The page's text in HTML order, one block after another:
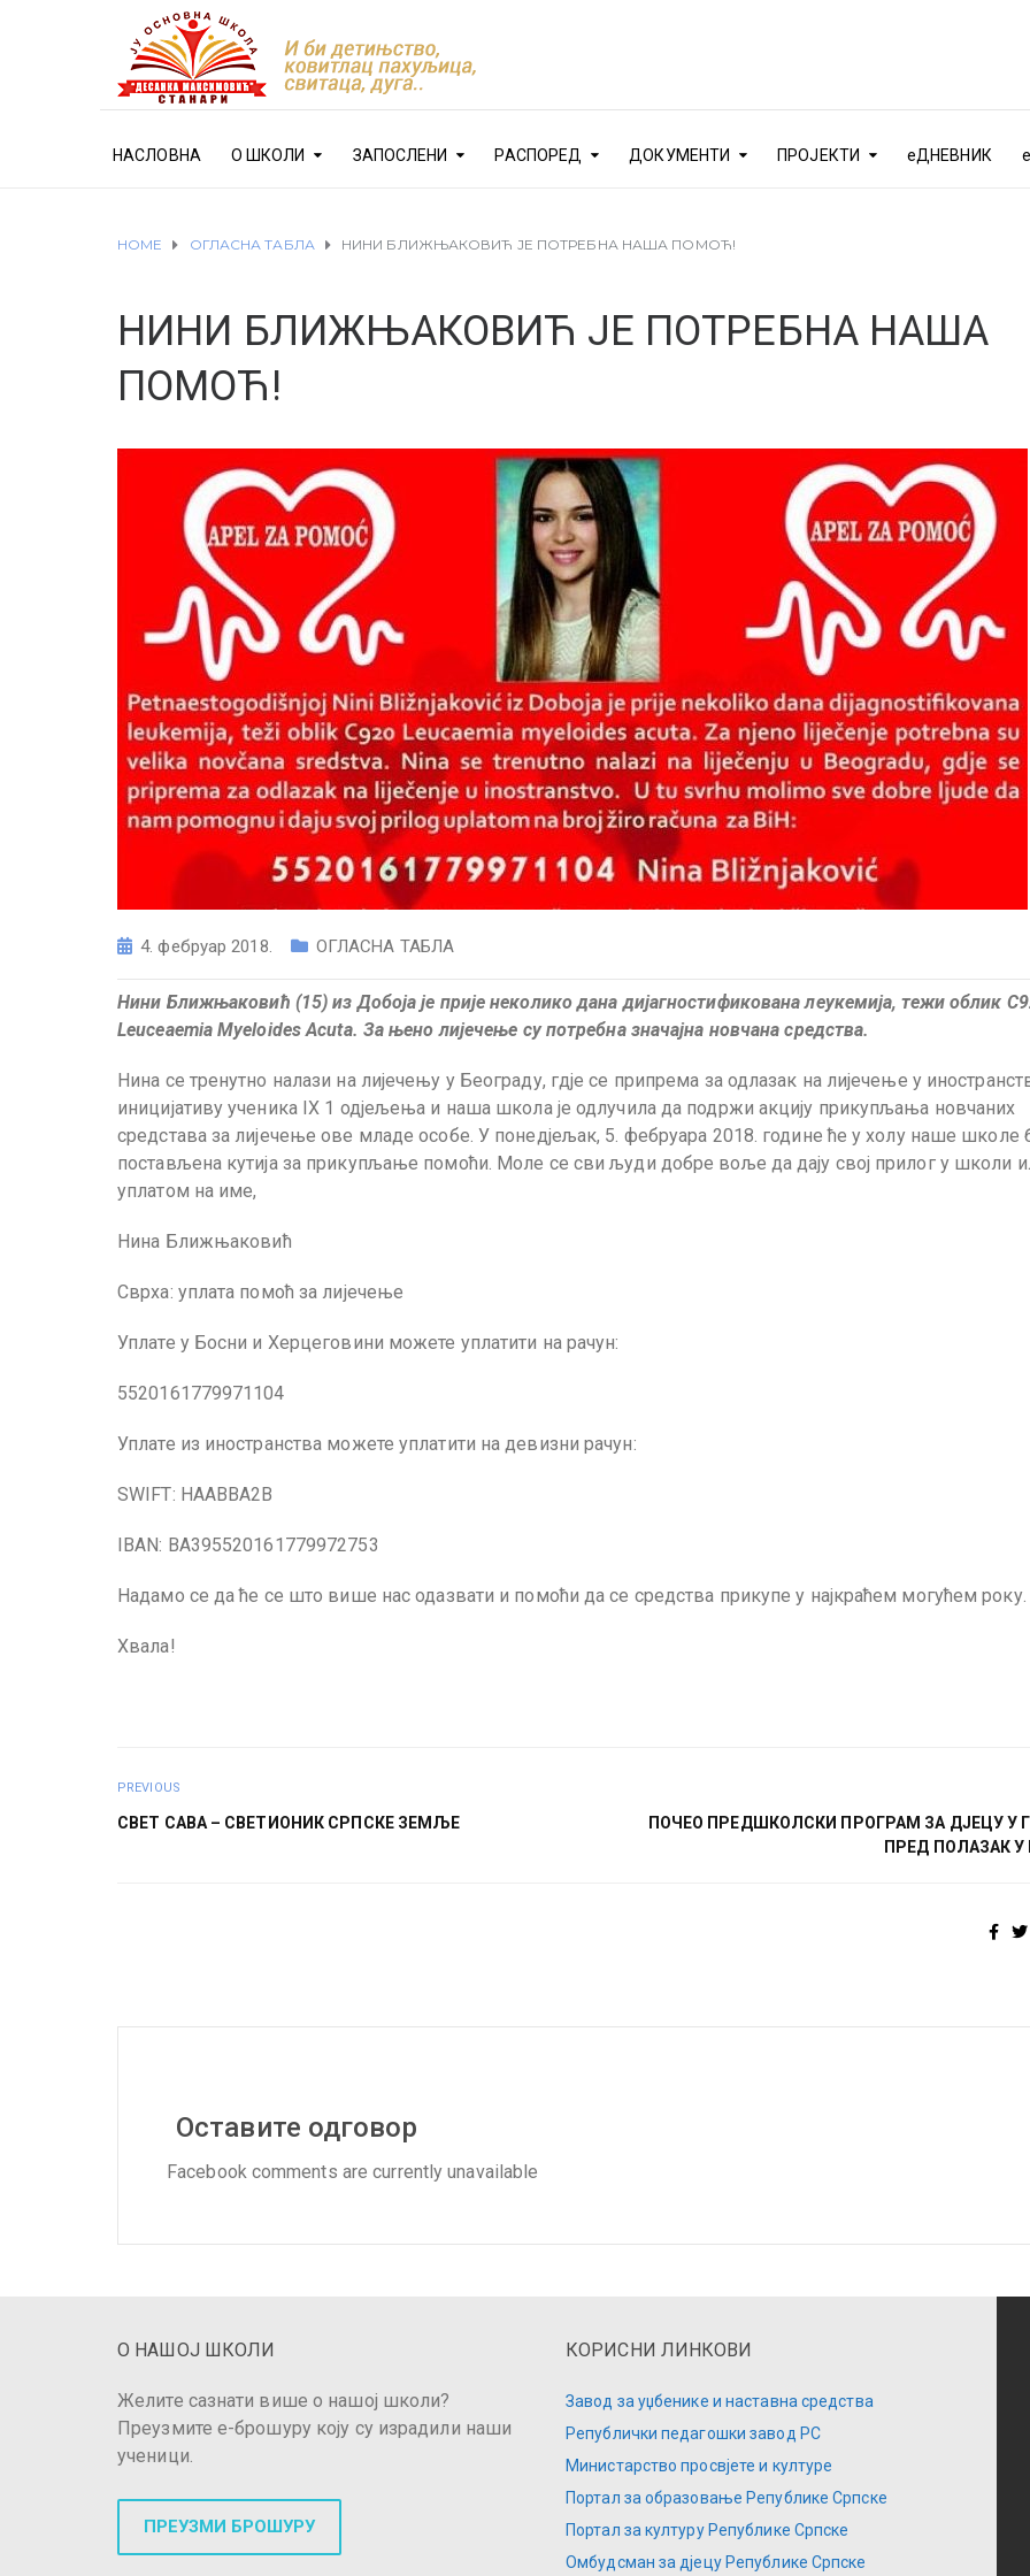
НАСЛОВНА О ШКОЛИ ЗАПОСЛЕНИ РАСПОРЕД ДОКУМЕНТИ ПРОЈЕКТИ еДНЕВНИК
HOME ОГЛАСНА ТАБЛА НИНИ БЛИЖЊАКОВИЋ ЈЕ ПОТРЕБНА НАША ПОМОЋ!
НИНИ БЛИЖЊАКОВИЋ ЈЕ ПОТРЕБНА НАША
ПОМОЋ!
4. фебруар 2018. ОГЛАСНА ТАБЛА
Нини Ближњаковић (15) из Добоја је прије неколико дана дијагностификована леукемија, тежи облик
Leuceaemia Myeloides Acuta. За њено лијечење су потребна значајна новчана средства.
Нина се тренутно налази на лијечењу у Београду, гдје се припрема за одлазак на лијечење у
иницијативу ученика IX 1 одјељења и наша школа је одлучила да подржи акцију прикупљања новчаних
средстава за лијечење ове младе особе. У понедјељак, 5. фебруара 2018. године ће у холу наше школе
постављена кутија за прикупљање помоћи. Моле се сви људи добре воље да дају свој прилог у школи
уплатом на име,
Нина Ближњаковић
Сврха: уплата помоћ за лијечење
Уплате у Босни и Херцеговини можете уплатити на рачун:
5520161779971104
Уплате из иностранства можете уплатити на девизни рачун:
SWIFT: HAABBA2B
IBAN: BA395520161779972753
Надамо се да ће се што више нас одазвати и помоћи да се средства прикупе у најкраћем могућем року.
Хвала!
PREVIOUS
СВЕТ САВА – СВЕТИОНИК СРПСКЕ ЗЕМЉЕ
ПОЧЕО ПРЕДШКОЛСКИ ПРОГРАМ ЗА ДЈЕЦУ У
ПРЕД ПОЛАЗАК
Оставите одговор
Facebook comments are currently unavailable
О НАШОЈ ШКОЛИ
Желите сазнати више о нашој школи?
Преузмите е-брошуру коју су израдили наши
ученици.
ПРЕУЗМИ БРОШУРУ
КОРИСНИ ЛИНКОВИ
Завод за уџбенике и наставна средства
Републички педагошки завод РС
Министарство просвјете и културе
Портал за образовање Републике Српске
Портал за културу Републике Српске
Омбудсман за дјецу Републике Српске